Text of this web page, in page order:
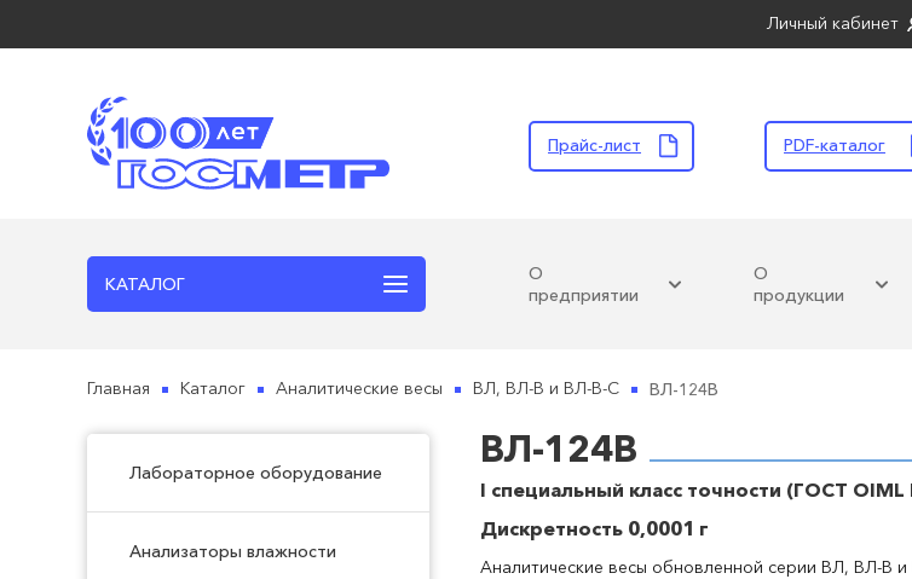
Личный кабинет
Прайс-лист PDF-каталог
КАТАЛОГ
О
предприятии
О
продукции
Главная Каталог Аналитические весы ВЛ, ВЛ-В и ВЛ-В-С ВЛ-124В
Лабораторное оборудование
Анализаторы влажности
ВЛ-124В ГОСМЕТР
I специальный класс точности (ГОСТ OIML
Дискретность 0,0001 г
Аналитические весы обновленной серии ВЛ, ВЛ-В